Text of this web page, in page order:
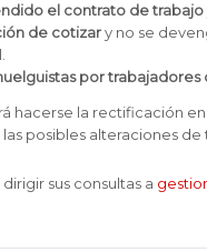
el contrato de
de cotizary no se
por
hacerse la rectificación
posibles alteraciones de
sus consultas a